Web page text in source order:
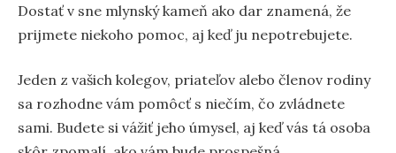
Dostať v sne mlynský kameň ako dar znamená, že
prijmete niekoho pomoc, aj keď ju nepotrebujete.
Jeden z vašich kolegov, priateľov alebo členov rodiny
sa rozhodne vám pomôcť s niečím, čo zvládnete
sami. Budete si vážiť jeho úmysel, aj keď vás tá osoba